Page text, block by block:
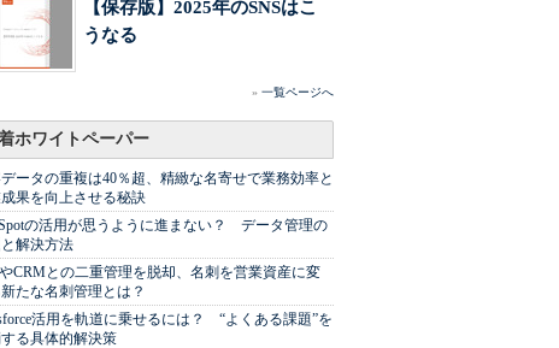
【保存版】2025年のSNSはこ
うなる
» 一覧ページへ
ホワイトペーパー
ータの重複は40％超、精緻な名寄せで業務効率と
果を向上させる秘訣
の活用が思うように進まない？ データ管理の
解決方法
CRMとの二重管理を脱却、名刺を営業資産に変
たな名刺管理とは？
活用を軌道に乗せるには？ “よくある課題”を
る具体的解決策